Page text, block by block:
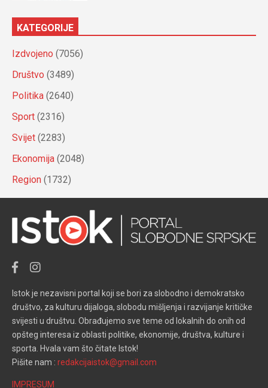
KATEGORIJE
Izdvojeno (7056)
Društvo (3489)
Politika (2640)
Sport (2316)
Svijet (2283)
Ekonomija (2048)
Region (1732)
Istok je nezavisni portal koji se bori za slobodno i demokratsko
društvo, za kulturu dijaloga, slobodu mišljenja i razvijanje kritičke
svijesti u društvu. Obrađujemo sve teme od lokalnih do onih od
opšteg interesa iz oblasti politike, ekonomije, društva, kulture i
sporta. Hvala vam što čitate Istok!
Pišite nam : redakcijaistok@gmail.com
IMPRESUM